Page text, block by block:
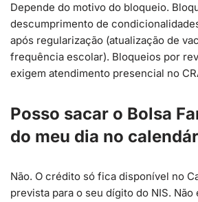
Depende do motivo do bloqueio.
descumprimento de
após regularização (atualização de
frequência escolar). Bloqueios por
exigem atendimento presencial no
Posso sacar o Bolsa
do meu dia no
Não. O crédito só fica disponível no
prevista para o seu dígito do NIS.